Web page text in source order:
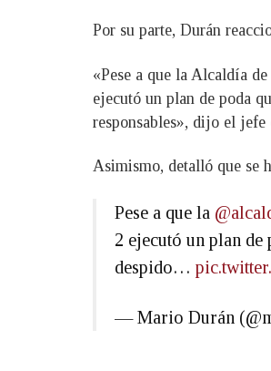
Por su parte, Durán
«Pese a que la Alcaldía
ejecutó un plan de poda
responsables», dijo el
Asimismo, detalló que se
Pese a que la
2 ejecutó un plan
despido…
— Mario Durán